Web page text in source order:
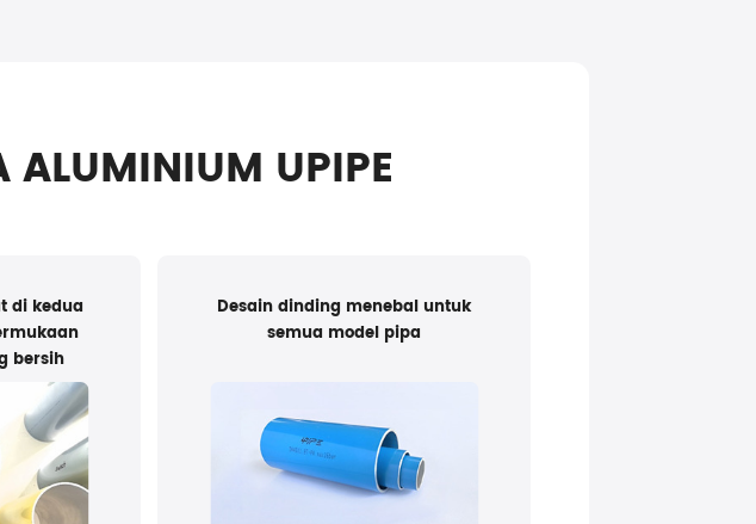
ALUMINIUM UPIPE
di kedua
bersih
Desain dinding menebal untuk
semua model pipa